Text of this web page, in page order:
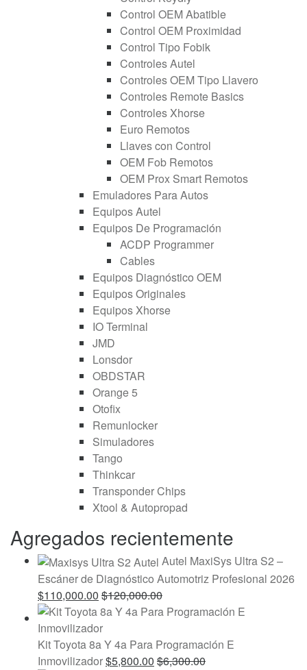
Control OEM Abatible
Control OEM Proximidad
Control Tipo Fobik
Controles Autel
Controles OEM Tipo Llavero
Controles Remote Basics
Controles Xhorse
Euro Remotos
Llaves con Control
OEM Fob Remotos
OEM Prox Smart Remotos
Emuladores Para Autos
Equipos Autel
Equipos De Programación
ACDP Programmer
Cables
Equipos Diagnóstico OEM
Equipos Originales
Equipos Xhorse
IO Terminal
JMD
Lonsdor
OBDSTAR
Orange 5
Otofix
Remunlocker
Simuladores
Tango
Thinkcar
Transponder Chips
Xtool & Autopropad
Agregados recientemente
Autel MaxiSys Ultra S2 –
Escáner de Diagnóstico Automotriz Profesional 2026
$110,000.00 $120,000.00
Kit Toyota 8a Y 4a Para Programación E
Inmovilizador$5,800.00 $6,300.00